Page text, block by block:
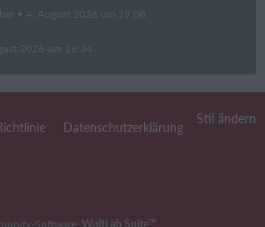
4. August 2026 um 19:08
2026 um 16:34
Stil ändern
Datenschutzerklärung
Software: WoltLab Suite™